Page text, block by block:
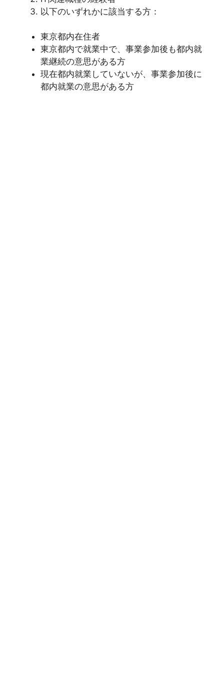
以下のいずれかに該当する方：
東京都内在住者
東京都内で就業中で、事業参加後も都内就
業継続の意思がある方
現在都内就業していないが、事業参加後に
都内就業の意思がある方